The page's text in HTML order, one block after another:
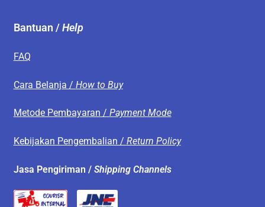
Bantuan /Help
FAQ
Cara Belanja / How to Buy
Metode Pembayaran / Payment Mode
Kebijakan Pengembalian / Return Policy
Jasa Pengiriman / Shipping Channels